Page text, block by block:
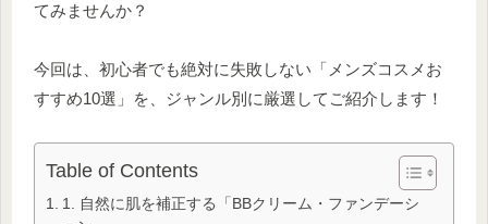
てみませんか？
今回は、初心者でも絶対に失敗しない「メンズコスメお
すすめ10選」を、ジャンル別に厳選してご紹介します！
Table of Contents
1. 自然に肌を補正する「BBクリーム・ファンデーシ